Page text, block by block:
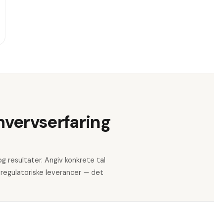
resultater. Angiv konkrete tal
leverancer — det